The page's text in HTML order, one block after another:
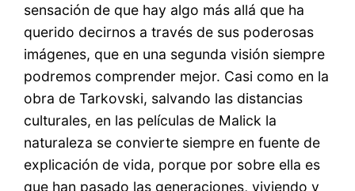
sensación de que hay algo más allá que ha
querido decirnos a través de sus poderosas
imágenes, que en una segunda visión siempre
podremos comprender mejor. Casi como en la
obra de Tarkovski, salvando las distancias
culturales, en las películas de Malick la
naturaleza se convierte siempre en fuente de
explicación de vida, porque por sobre ella es
que han pasado las generaciones, viviendo y